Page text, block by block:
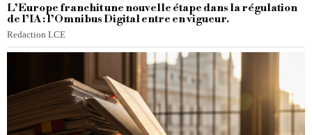
L’Europe franchit une nouvelle étape dans la régulation
de l’IA : l’Omnibus Digital entre en vigueur.
Redaction LCE